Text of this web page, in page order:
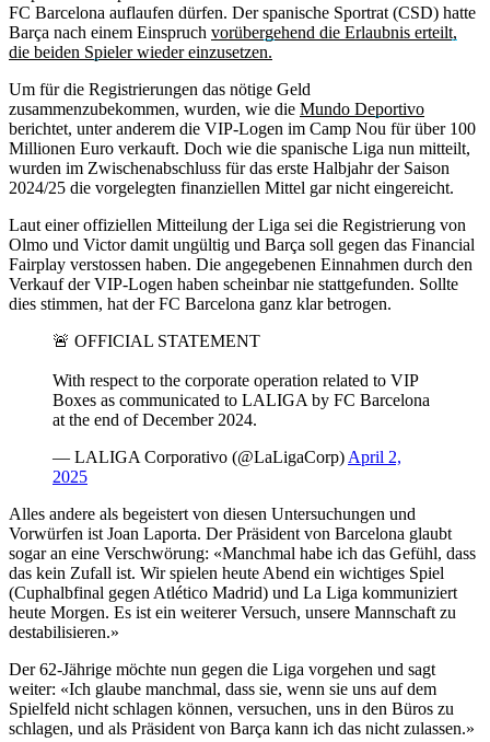
FC Barcelona auflaufen dürfen. Der spanische Sportrat (CSD) hatte
Barça nach einem Einspruch vorübergehend die Erlaubnis erteilt,
die beiden Spieler wieder einzusetzen.
Um für die Registrierungen das nötige Geld
zusammenzubekommen, wurden, wie die Mundo Deportivo
berichtet, unter anderem die VIP-Logen im Camp Nou für über 100
Millionen Euro verkauft. Doch wie die spanische Liga nun mitteilt,
wurden im Zwischenabschluss für das erste Halbjahr der Saison
2024/25 die vorgelegten finanziellen Mittel gar nicht eingereicht.
Laut einer offiziellen Mitteilung der Liga sei die Registrierung von
Olmo und Victor damit ungültig und Barça soll gegen das Financial
Fairplay verstossen haben. Die angegebenen Einnahmen durch den
Verkauf der VIP-Logen haben scheinbar nie stattgefunden. Sollte
dies stimmen, hat der FC Barcelona ganz klar betrogen.
🚨 OFFICIAL STATEMENT
With respect to the corporate operation related to VIP
Boxes as communicated to LALIGA by FC Barcelona
at the end of December 2024.
— LALIGA Corporativo (@LaLigaCorp) April 2,
2025
Alles andere als begeistert von diesen Untersuchungen und
Vorwürfen ist Joan Laporta. Der Präsident von Barcelona glaubt
sogar an eine Verschwörung: «Manchmal habe ich das Gefühl, dass
das kein Zufall ist. Wir spielen heute Abend ein wichtiges Spiel
(Cuphalbfinal gegen Atlético Madrid) und La Liga kommuniziert
heute Morgen. Es ist ein weiterer Versuch, unsere Mannschaft zu
destabilisieren.»
Der 62-Jährige möchte nun gegen die Liga vorgehen und sagt
weiter: «Ich glaube manchmal, dass sie, wenn sie uns auf dem
Spielfeld nicht schlagen können, versuchen, uns in den Büros zu
schlagen, und als Präsident von Barça kann ich das nicht zulassen.»